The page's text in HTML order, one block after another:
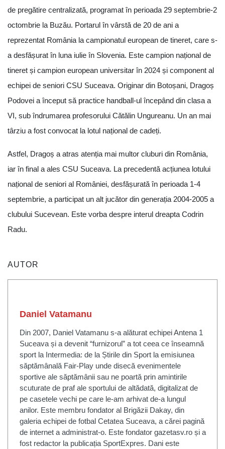
de pregătire centralizată, programat în perioada 29 septembrie-2
octombrie la Buzău. Portarul în vârstă de 20 de ani a
reprezentat România la campionatul european de tineret, care s-
a desfășurat în luna iulie în Slovenia. Este campion național de
tineret și campion european universitar în 2024 și component al
echipei de seniori CSU Suceava. Originar din Botoșani, Dragoș
Podovei a început să practice handball-ul începând din clasa a
VI, sub îndrumarea profesorului Cătălin Ungureanu. Un an mai
târziu a fost convocat la lotul național de cadeți.
Astfel, Dragoș a atras atenția mai multor cluburi din România,
iar în final a ales CSU Suceava. La precedentă acțiunea lotului
național de seniori al României, desfășurată în perioada 1-4
septembrie, a participat un alt jucător din generația 2004-2005 a
clubului Sucevean. Este vorba despre interul dreapta Codrin
Radu.
AUTOR
Daniel Vatamanu
Din 2007, Daniel Vatamanu s-a alăturat echipei Antena 1
Suceava și a devenit “furnizorul” a tot ceea ce înseamnă
sport la Intermedia: de la Știrile din Sport la emisiunea
săptămânală Fair-Play unde disecă evenimentele
sportive ale săptămânii sau ne poartă prin amintirile
scuturate de praf ale sportului de altădată, digitalizat de
pe casetele vechi pe care le-am arhivat de-a lungul
anilor. Este membru fondator al Brigăzii Dakay, din
galeria echipei de fotbal Cetatea Suceava, a cărei pagină
de internet a administrat-o. Este fondator gazetasv.ro și a
fost redactor la publicația SportExpres. Dani este